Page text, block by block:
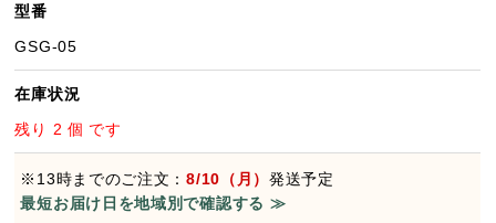
型番
GSG-05
在庫状況
残り 2 個 です
※13時までのご注文：8/10（月）発送予定
最短お届け日を地域別で確認する ≫